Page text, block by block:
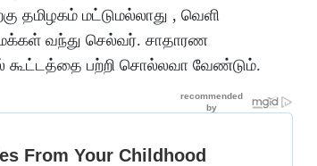
தமிழகம் மட்டுமல்லாது , வெளி
மக்கள் வந்து செல்வர். சாதாரண
கூட்டத்தை பற்றி சொல்லவா வேண்டும்.